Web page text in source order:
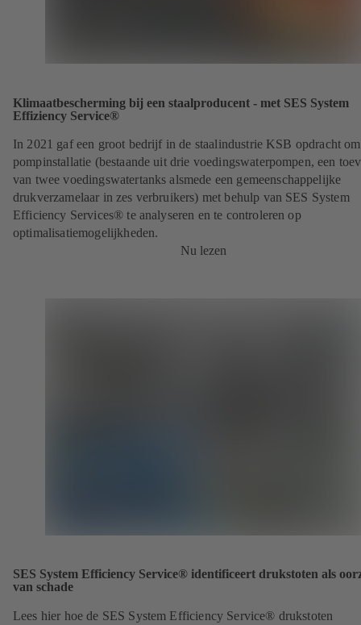
Klimaatbescherming bij een staalproducent - met SES System
Effiziency Service®
In 2021 gaf een groot bedrijf in de staalindustrie KSB opdracht
pompinstallatie (bestaande uit drie voedingswaterpompen, een
van twee voedingswatertanks alsmede een gemeenschappelijke
drukverzamelaar in zes verbruikers) met behulp van SES System
Efficiency Services® te analyseren en te controleren op
optimalisatiemogelijkheden.
Nu lezen
SES System Efficiency Service® identificeert drukstoten als
van schade
Lees hier hoe de SES System Efficiency Service® drukstoten